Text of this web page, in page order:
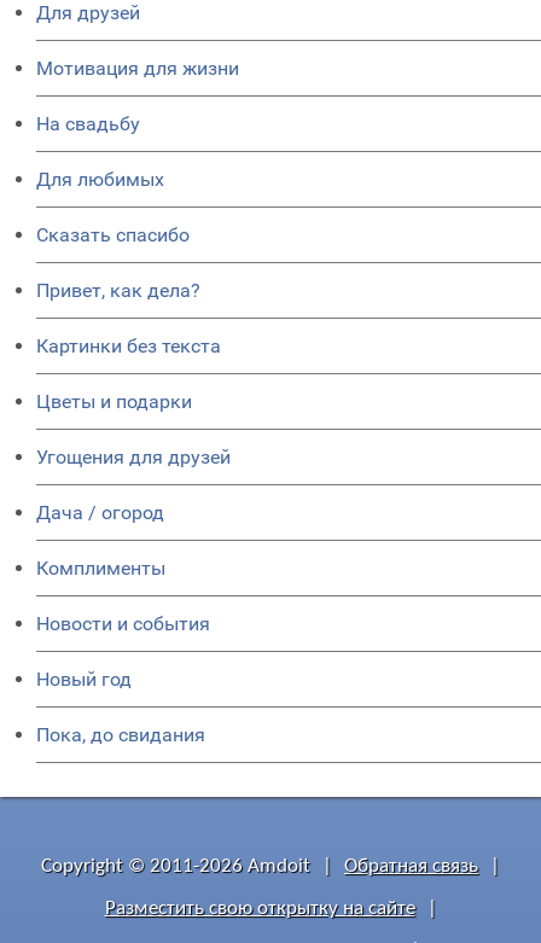
Для друзей
Мотивация для жизни
На свадьбу
Для любимых
Сказать спасибо
Привет, как дела?
Картинки без текста
Цветы и подарки
Угощения для друзей
Дача / огород
Комплименты
Новости и события
Новый год
Пока, до свидания
Copyright © 2011-2026 Amdoit Обратная связь
Разместить свою открытку на сайте